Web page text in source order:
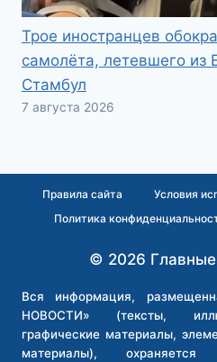
Трое иностранцев
самолёта, летевшего из
Стамбул
7 августа 2026
Правила сайта
Условия
Политика
© 2026 Главные
Вся информация,
НОВОСТИ» (тексты,
графические материалы,
материалы),